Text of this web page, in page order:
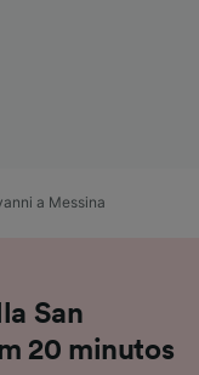
a Messina
San
20 minutos